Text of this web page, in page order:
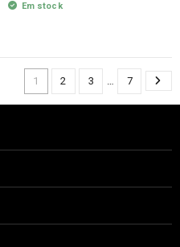
Em stock
1 2 3 7